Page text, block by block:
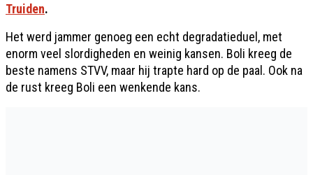
Truiden.
Het werd jammer genoeg een echt degradatieduel, met
enorm veel slordigheden en weinig kansen. Boli kreeg de
beste namens STVV, maar hij trapte hard op de paal. Ook na
de rust kreeg Boli een wenkende kans.